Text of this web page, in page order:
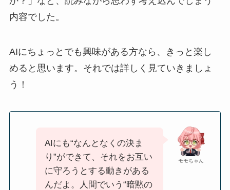
内容でした。
AIにちょっとでも興味がある方なら、きっと楽し
めると思います。それでは詳しく見ていきましょ
う！
モモちゃん
AIにも“なんとなくの決ま
り”ができて、それをお互い
に守ろうとする動きがある
んだよ。人間でいう“暗黙の